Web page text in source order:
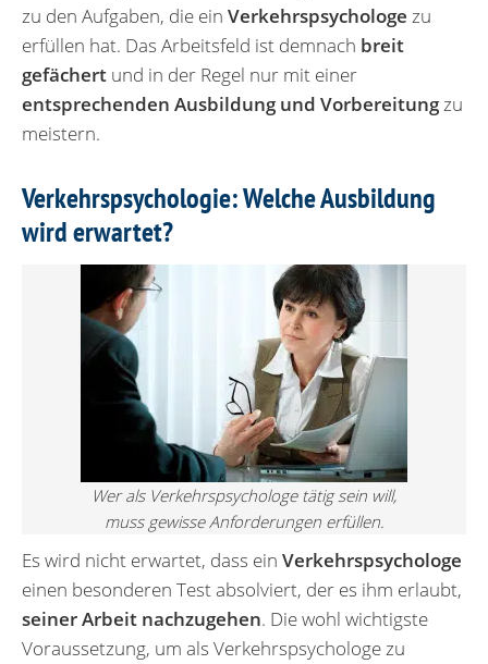
zu den Aufgaben, die ein Verkehrspsychologe zu
erfüllen hat. Das Arbeitsfeld ist demnach breit
gefächert und in der Regel nur mit einer
entsprechenden Ausbildung und Vorbereitungzu
meistern.
Verkehrspsychologie: Welche Ausbildung
wird erwartet?
Wer als Verkehrspsychologe tätig sein will,
muss gewisse Anforderungen erfüllen.
Es wird nicht erwartet, dass ein Verkehrs­psychologe
einen besonderen Test absolviert, der es ihm erlaubt,
seiner Arbeit nachzugehen. Die wohl wichtigste
Voraussetzung, um als Verkehrspsychologe zu